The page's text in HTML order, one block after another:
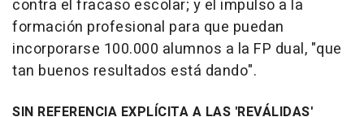
contra el fracaso escolar; y el impulso a la
formación profesional para que puedan
incorporarse 100.000 alumnos a la FP dual, "que
tan buenos resultados está dando".
SIN REFERENCIA EXPLÍCITA A LAS 'REVÁLIDAS'